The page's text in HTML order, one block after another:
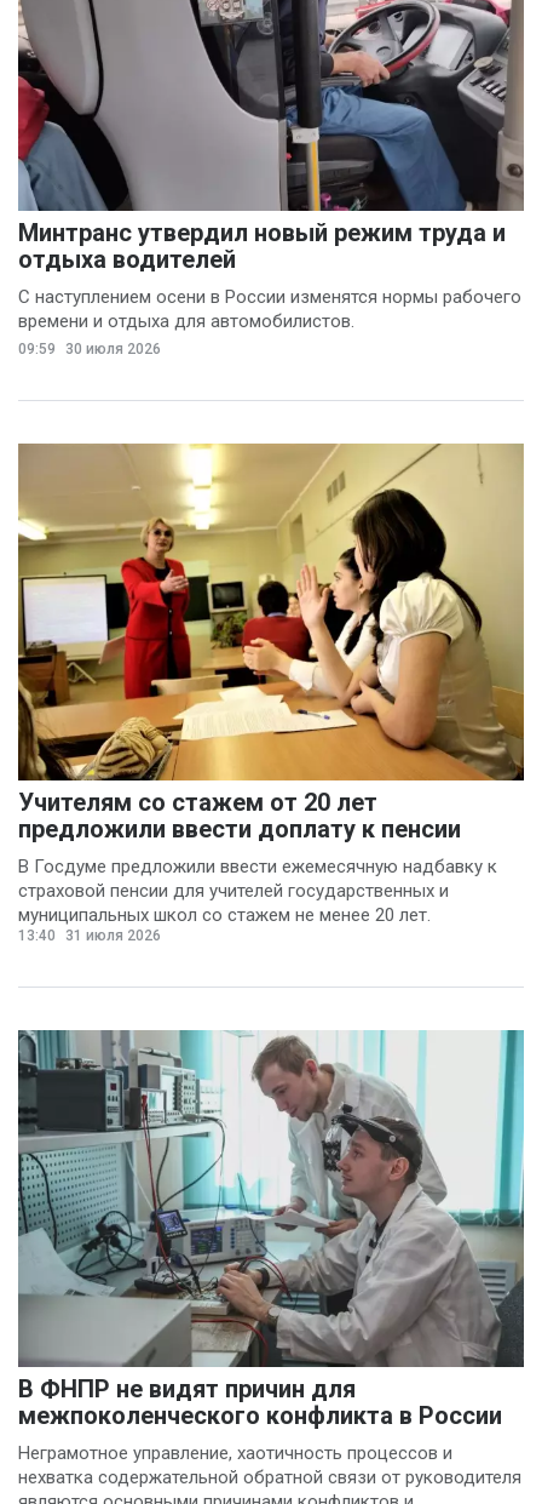
Минтранс утвердил новый режим труда и
отдыха водителей
С наступлением осени в России изменятся нормы рабочего
времени и отдыха для автомобилистов.
09:59 30 июля 2026
Учителям со стажем от 20 лет
предложили ввести доплату к пенсии
В Госдуме предложили ввести ежемесячную надбавку к
страховой пенсии для учителей государственных и
муниципальных школ со стажем не менее 20 лет.
13:40 31 июля 2026
В ФНПР не видят причин для
межпоколенческого конфликта в России
Неграмотное управление, хаотичность процессов и
нехватка содержательной обратной связи от руководителя